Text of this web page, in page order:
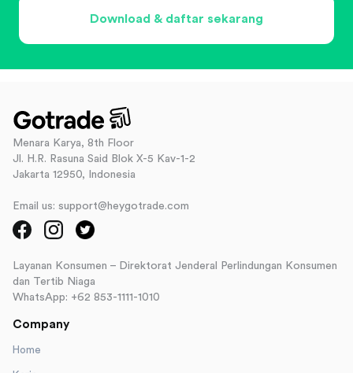
Download & daftar sekarang
Menara Karya, 8th Floor
Jl. H.R. Rasuna Said Blok X-5 Kav-1-2
Jakarta 12950, Indonesia
Email us: support@heygotrade.com
Layanan Konsumen – Direktorat Jenderal Perlindungan Konsumen
dan Tertib Niaga
WhatsApp: +62 853-1111-1010
Company
Home